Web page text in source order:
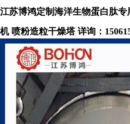
江苏博鸿定制海洋生物蛋白肽
机 喷粉造粒干燥塔 详询：